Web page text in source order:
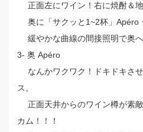
正面左にワイン！右に焼酎＆地
奥に「サクッと1~2杯」Apéro
緩やかな曲線の間接照明で奥へ
3- 奥 Apéro
なんかワクワク！ドキドキさ
ス。
正面天井からのワイン樽が素
カム！！！